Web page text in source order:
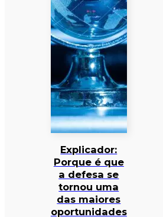
Explicador:
Porque é que
a defesa se
tornou uma
das maiores
oportunidades